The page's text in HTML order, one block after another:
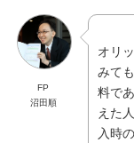
FP
沼田順
オリ
みて
料で
えた
入時